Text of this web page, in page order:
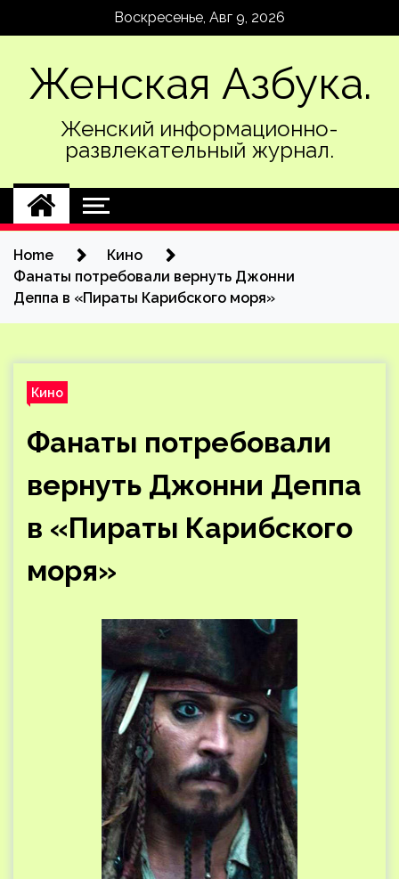
Воскресенье, Авг 9, 2026
Женская Азбука.
Женский информационно-
развлекательный журнал.
Home
Кино
Фанаты потребовали вернуть Джонни
Деппа в «Пираты Карибского моря»
Кино
Фанаты потребовали
вернуть Джонни Деппа
в «Пираты Карибского
моря»